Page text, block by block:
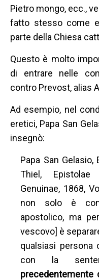
Pietro mongo, ecc.,
fatto stesso come
parte della Chiesa
Questo è molto
di entrare nelle
contro Prevost, alias
Ad esempio, nel
eretici, Papa San
insegnò:
Papa San Gelasio,
Thiel, Epistolae
Genuinae, 1868,
non solo è
apostolico, ma
vescovo] è
qualsiasi
con la
precedentemente